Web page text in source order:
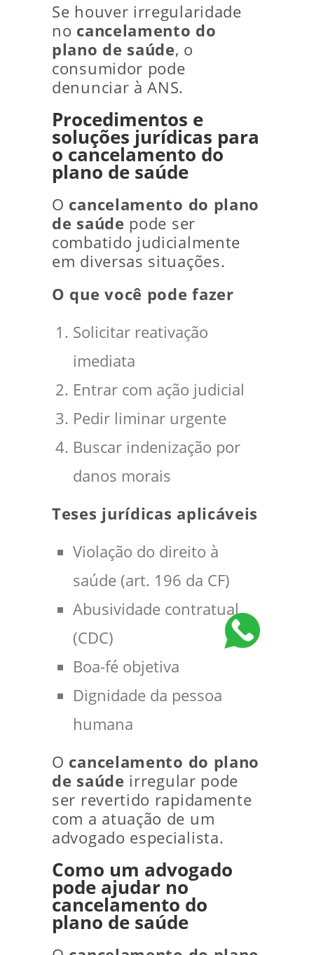
Se houver irregularidade
no cancelamento do
plano de saúde, o
consumidor pode
denunciar à ANS.
Procedimentos e
soluções jurídicas para
o cancelamento do
plano de saúde
O cancelamento do plano
de saúde pode ser
combatido judicialmente
em diversas situações.
O que você pode fazer
Solicitar reativação
imediata
Entrar com ação judicial
Pedir liminar urgente
Buscar indenização por
danos morais
Teses jurídicas aplicáveis
Violação do direito à
saúde (art. 196 da CF)
Abusividade contratual
(CDC)
Boa-fé objetiva
Dignidade da pessoa
humana
O cancelamento do plano
de saúde irregular pode
ser revertido rapidamente
com a atuação de um
advogado especialista.
Como um advogado
pode ajudar no
cancelamento do
plano de saúde